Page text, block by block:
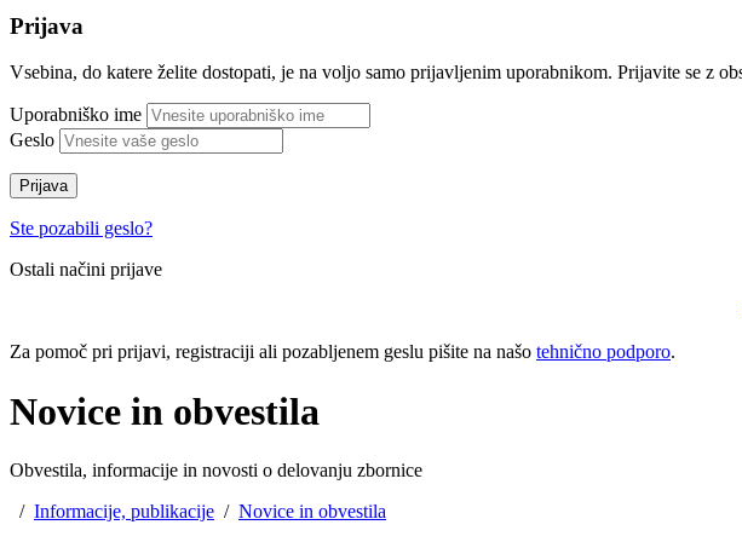
Prijava
Vsebina, do katere želite dostopati, je na voljo samo prijavljenim uporabnikom. Prijavite se z
Uporabniško ime
Geslo
Prijava
Ste pozabili geslo?
Ostali načini prijave
Za pomoč pri prijavi, registraciji ali pozabljenem geslu pišite na našo tehnično podporo.
Novice in obvestila
Obvestila, informacije in novosti o delovanju zbornice
/ Informacije, publikacije / Novice in obvestila